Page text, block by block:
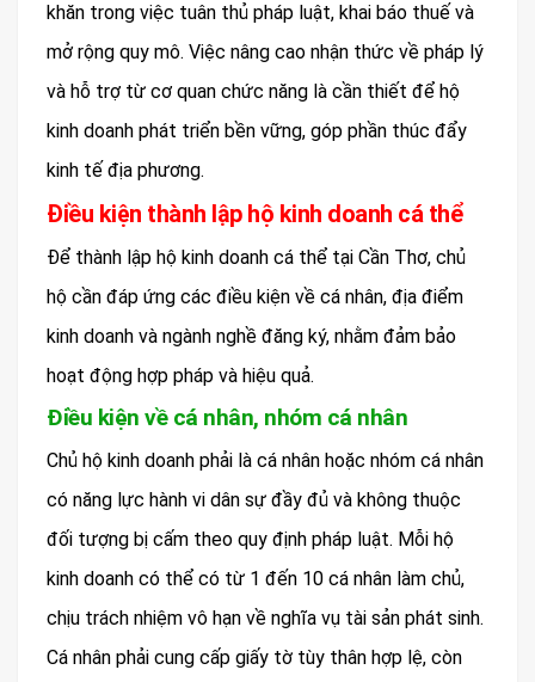
khăn trong việc tuân thủ pháp luật, khai báo thuế và
mở rộng quy mô. Việc nâng cao nhận thức về pháp lý
và hỗ trợ từ cơ quan chức năng là cần thiết để hộ
kinh doanh phát triển bền vững, góp phần thúc đẩy
kinh tế địa phương.
Điều kiện thành lập hộ kinh doanh cá thể
Để thành lập hộ kinh doanh cá thể tại Cần Thơ, chủ
hộ cần đáp ứng các điều kiện về cá nhân, địa điểm
kinh doanh và ngành nghề đăng ký, nhằm đảm bảo
hoạt động hợp pháp và hiệu quả.
Điều kiện về cá nhân, nhóm cá nhân
Chủ hộ kinh doanh phải là cá nhân hoặc nhóm cá nhân
có năng lực hành vi dân sự đầy đủ và không thuộc
đối tượng bị cấm theo quy định pháp luật. Mỗi hộ
kinh doanh có thể có từ 1 đến 10 cá nhân làm chủ,
chịu trách nhiệm vô hạn về nghĩa vụ tài sản phát sinh.
Cá nhân phải cung cấp giấy tờ tùy thân hợp lệ, còn